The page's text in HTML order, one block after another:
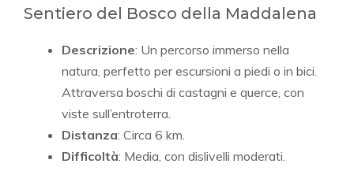
Sentiero del Bosco della Maddalena
Descrizione: Un percorso immerso nella
natura, perfetto per escursioni a piedi o in bici.
Attraversa boschi di castagni e querce, con
viste sull’entroterra.
Distanza: Circa 6 km.
Difficoltà: Media, con dislivelli moderati.